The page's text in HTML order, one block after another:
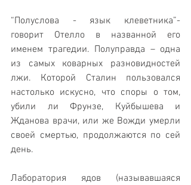
“Полуслова - язык клеветника”-
говорит Отелло в названной его
именем трагедии. Полуправда – одна
из самых коварных разновидностей
лжи. Которой Сталин пользовался
настолько искусно, что споры о том,
убили ли Фрунзе, Куйбышева и
Жданова врачи, или же Вожди умерли
своей смертью, продолжаются по сей
день.
Лаборатория ядов (называвшаяся